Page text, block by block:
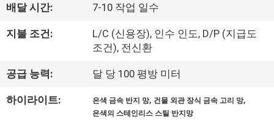
것
장
투
배달 시간: 7-10 작업 일수
지불 조건:
L/C (신용장), 인수 인도, D/P (지급도
조건), 전신환
공급 능력: 달 당 100 평방 미터
하이라이트: 은색 금속 반지 망, 건물 외관 장식 금속 고리 망,
은색의 스테인리스 스틸 반지망